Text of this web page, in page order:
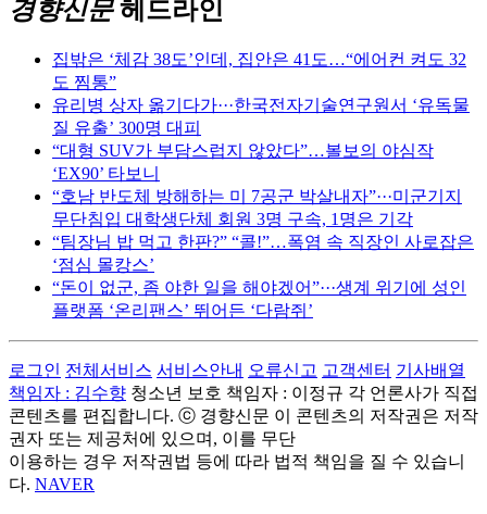
경향신문헤드라인
집밖은 ‘체감 38도’인데, 집안은 41도…“에어컨 켜도 32
도 찜통”
유리병 상자 옮기다가···한국전자기술연구원서 ‘유독물
질 유출’ 300명 대피
“대형 SUV가 부담스럽지 않았다”…볼보의 야심작
‘EX90’ 타보니
“호남 반도체 방해하는 미 7공군 박살내자”···미군기지
무단침입 대학생단체 회원 3명 구속, 1명은 기각
“팀장님 밥 먹고 한판?” “콜!”…폭염 속 직장인 사로잡은
‘점심 몰캉스’
“돈이 없군, 좀 야한 일을 해야겠어”···생계 위기에 성인
플랫폼 ‘온리팬스’ 뛰어든 ‘다람쥐’
로그인 전체서비스 서비스안내 오류신고 고객센터 기사배열
책임자 : 김수향 청소년 보호 책임자 : 이정규 각 언론사가 직접
콘텐츠를 편집합니다. ⓒ 경향신문 이 콘텐츠의 저작권은 저작
권자 또는 제공처에 있으며, 이를 무단
이용하는 경우 저작권법 등에 따라 법적 책임을 질 수 있습니
다. NAVER